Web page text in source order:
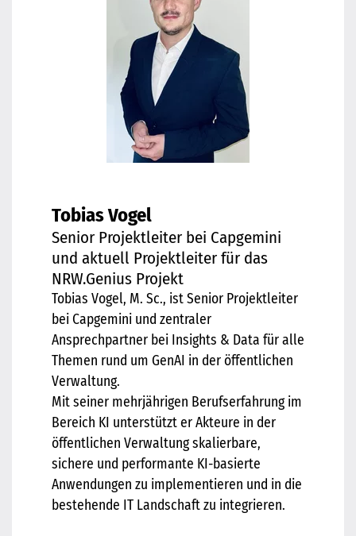
Tobias Vogel
Senior Projektleiter bei Capgemini
und aktuell Projektleiter für das
NRW.Genius Projekt
Tobias Vogel, M. Sc., ist Senior Projektleiter
bei Capgemini und zentraler
Ansprechpartner bei Insights & Data für alle
Themen rund um GenAI in der öffentlichen
Verwaltung.
Mit seiner mehrjährigen Berufserfahrung im
Bereich KI unterstützt er Akteure in der
öffentlichen Verwaltung skalierbare,
sichere und performante KI-basierte
Anwendungen zu implementieren und in die
bestehende IT Landschaft zu integrieren.